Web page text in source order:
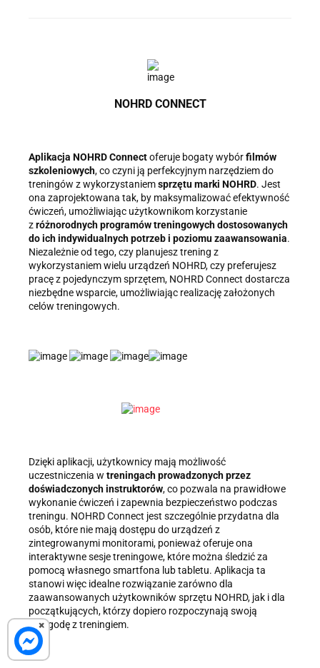
×
NOHRD CONNECT
Aplikacja NOHRD Connectoferuje bogaty wybórfilmów
szkoleniowych, co czyni ją perfekcyjnym narzędziem do
treningów z wykorzystaniemsprzętu marki NOHRD. Jest
ona zaprojektowana tak, by maksymalizować efektywność
ćwiczeń, umożliwiając użytkownikom korzystanie
zróżnorodnych programów treningowych dostosowanych
do ich indywidualnych potrzeb i poziomu zaawansowania.
Niezależnie od tego, czy planujesz trening z
wykorzystaniem wielu urządzeń NOHRD, czy preferujesz
pracę z pojedynczym sprzętem, NOHRD Connect dostarcza
niezbędne wsparcie, umożliwiając realizację założonych
celów treningowych.
Dzięki aplikacji, użytkownicy mają możliwość
uczestniczenia w treningach prowadzonych przez
doświadczonych instruktorów, co pozwala na prawidłowe
wykonanie ćwiczeń i zapewnia bezpieczeństwo podczas
treningu. NOHRD Connect jest szczególnie przydatna dla
osób, które nie mają dostępu do urządzeń z
zintegrowanymi monitorami, ponieważ oferuje ona
interaktywne sesje treningowe, które można śledzić za
pomocą własnego smartfona lub tabletu. Aplikacja ta
stanowi więc idealne rozwiązanie zarówno dla
zaawansowanych użytkowników sprzętu NOHRD, jak i dla
początkujących, którzy dopiero rozpoczynają swoją
przygodę z treningiem.